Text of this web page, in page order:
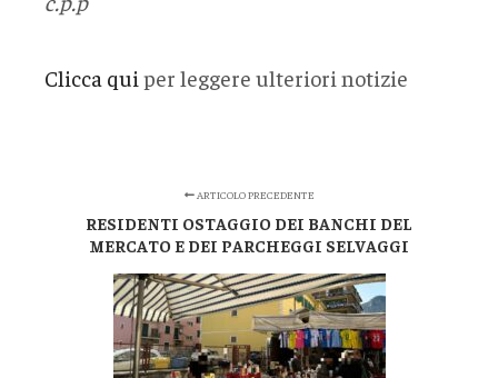
Clicca qui per leggere ulteriori notizie
ARTICOLO PRECEDENTE
RESIDENTI OSTAGGIO DEI BANCHI DEL
MERCATO E DEI PARCHEGGI SELVAGGI